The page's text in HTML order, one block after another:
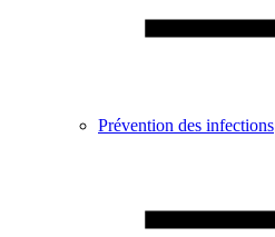
Prévention des infections